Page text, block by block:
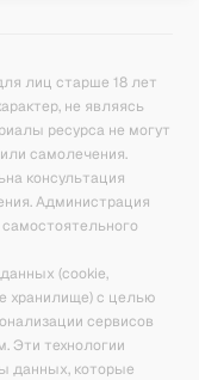
лиц старше 18 лет
не являясь
ресурса не могут
самолечения.
консультация
Администрация
(cookie,
хранилище) с целью
сервисов
Эти технологии
данных, которые